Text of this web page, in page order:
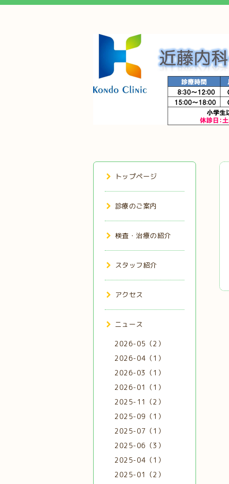
トップページ
診療のご案内
検査・治療の紹介
スタッフ紹介
アクセス
ニュース
2026-05（2）
2026-04（1）
2026-03（1）
2026-01（1）
2025-11（2）
2025-09（1）
2025-07（1）
2025-06（3）
2025-04（1）
2025-01（2）